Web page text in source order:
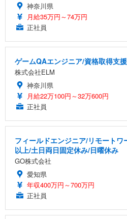
神奈川県
月給35万円～74万円
正社員
ゲームQAエンジニア/資格取得支
株式会社ELM
神奈川県
月給22万100円～32万600円
正社員
フィールドエンジニア/リモート
以上/土日両日固定休み/日曜休み
GO株式会社
愛知県
年収400万円～700万円
正社員